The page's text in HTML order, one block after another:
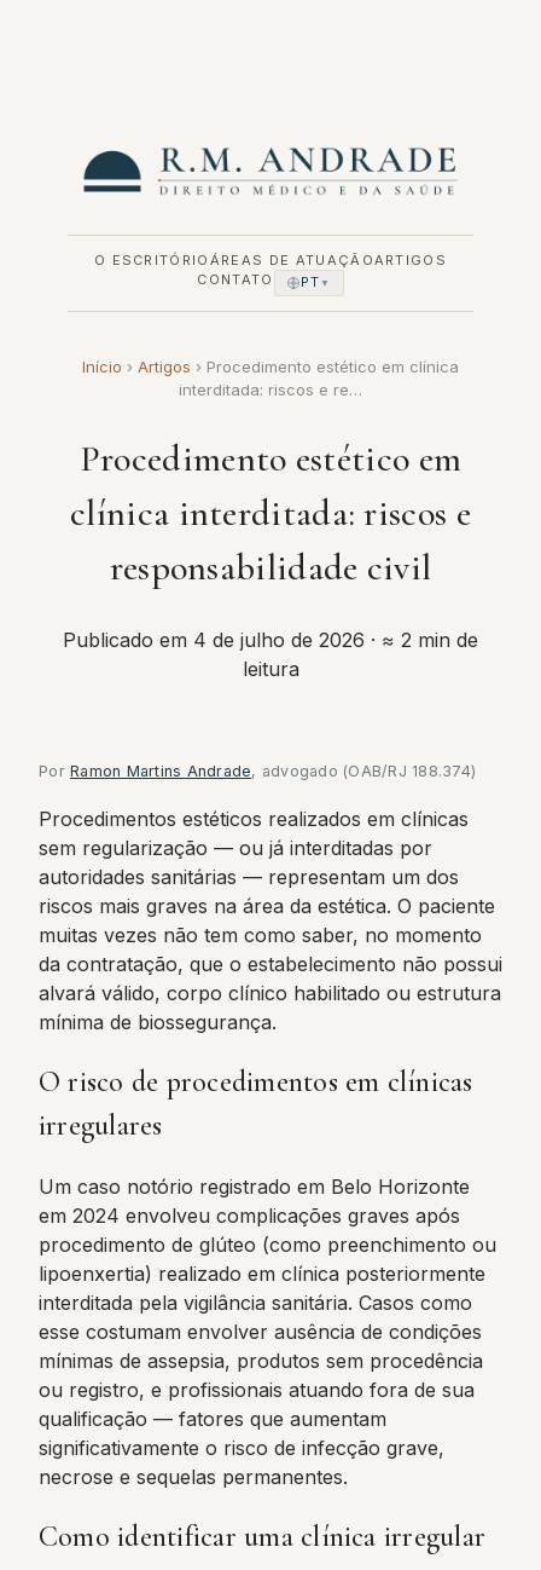
O ESCRITÓRIO ÁREAS DE ATUAÇÃOARTIGOS
CONTATO
PT ▼
Início › Artigos › Procedimento estético em clínica
interditada: riscos e re…
Procedimento estético em
clínica interditada: riscos e
responsabilidade civil
Publicado em 4 de julho de 2026 · ≈ 2 min de
leitura
Por Ramon Martins Andrade, advogado (OAB/RJ 188.374)
Procedimentos estéticos realizados em clínicas
sem regularização — ou já interditadas por
autoridades sanitárias — representam um dos
riscos mais graves na área da estética. O paciente
muitas vezes não tem como saber, no momento
da contratação, que o estabelecimento não possui
alvará válido, corpo clínico habilitado ou estrutura
mínima de biossegurança.
O risco de procedimentos em clínicas
irregulares
Um caso notório registrado em Belo Horizonte
em 2024 envolveu complicações graves após
procedimento de glúteo (como preenchimento ou
lipoenxertia) realizado em clínica posteriormente
interditada pela vigilância sanitária. Casos como
esse costumam envolver ausência de condições
mínimas de assepsia, produtos sem procedência
ou registro, e profissionais atuando fora de sua
qualificação — fatores que aumentam
significativamente o risco de infecção grave,
necrose e sequelas permanentes.
Como identificar uma clínica irregular